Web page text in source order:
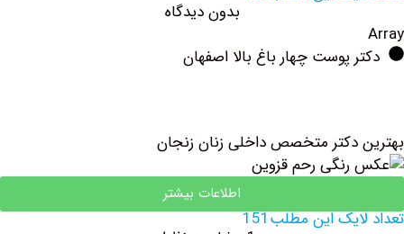
بدون دیدگاه
پوست چهار باغ بالا اصفهان
دکتر متخصص داخلی زنان زنجان
اطلاعات بیشتر
این مطلب151